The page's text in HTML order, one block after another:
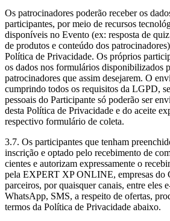
Os patrocinadores poderão receber os
participantes, por meio de recursos
disponíveis no Evento (ex: resposta de
de produtos e conteúdo dos
Política de Privacidade. Os próprios
os dados nos formulários disponibilizados
patrocinadores que assim desejarem. O
cumprindo todos os requisitos da LGPD,
pessoais do Participante só poderão ser
desta Política de Privacidade e do aceite
respectivo formulário de coleta.
3.7. Os participantes que tenham
inscrição e optado pelo recebimento de
cientes e autorizam expressamente o
pela EXPERT XP ONLINE, empresas do
parceiros, por quaisquer canais, entre eles
WhatsApp, SMS, a respeito de ofertas,
termos da Política de Privacidade abaixo.